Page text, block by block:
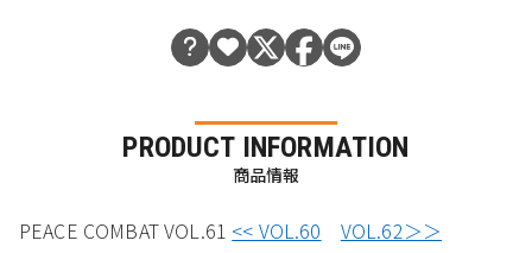
PRODUCT INFORMATION
商品情報
PEACE COMBAT VOL.61 << VOL.60
VOL.62＞＞